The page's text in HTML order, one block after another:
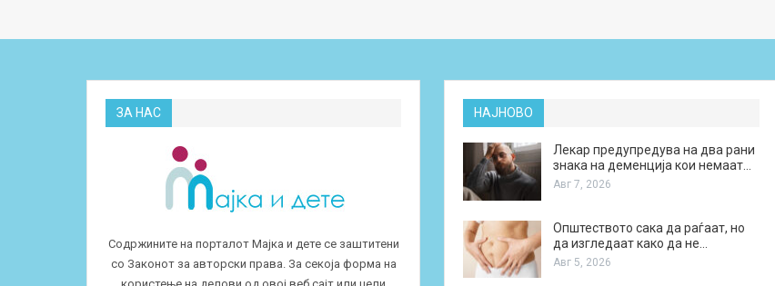
ЗА НАС
Содржините на порталот Мајка и дете се заштитени
со Законот за авторски права. За секоја форма на
НАЈНОВО
Лекар предупредува на два рани
знака на деменција кои немаат…
Авг 7, 2026
Општеството сака да раѓаат, но
да изгледаат како да не…
Авг 5, 2026